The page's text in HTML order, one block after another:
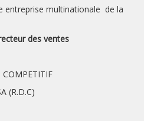
entreprise multinationale de la
des ventes
(R.D.C)